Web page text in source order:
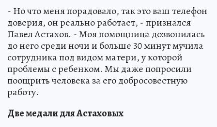
- Но что меня порадовало, так это ваш телефон
доверия, он реально работает, - признался
Павел Астахов. - Моя помощница дозвонилась
до него среди ночи и больше 30 минут мучила
сотрудника под видом матери, у которой
проблемы с ребенком. Мы даже попросили
поощрить человека за его добросовестную
работу.
Две медали для Астаховых